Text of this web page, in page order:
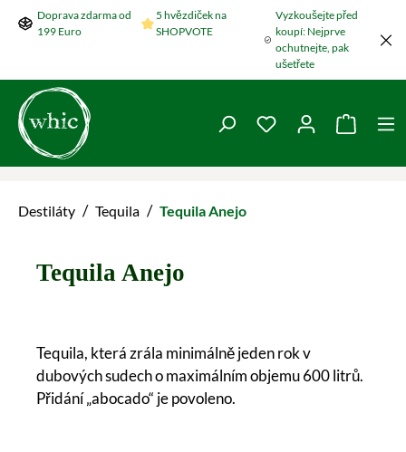
Přeskočit na hlavní obsah
Doprava zdarma od
199 Euro
5 hvězdiček na
SHOPVOTE
Vyzkoušejte před
koupí: Nejprve
ochutnejte, pak
ušetřete
Máte 0 položky v
Destiláty / Tequila / Tequila Anejo
Tequila Anejo
Tequila, která zrála minimálně jeden rok v
dubových sudech o maximálním objemu 600 litrů.
Přidání „abocado“ je povoleno.